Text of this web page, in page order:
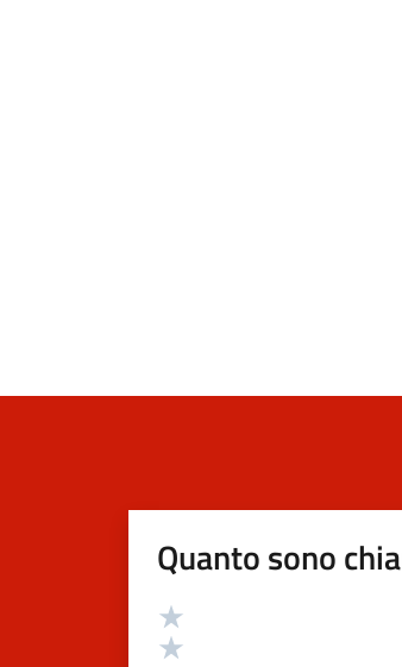
Quanto sono
Valutazione